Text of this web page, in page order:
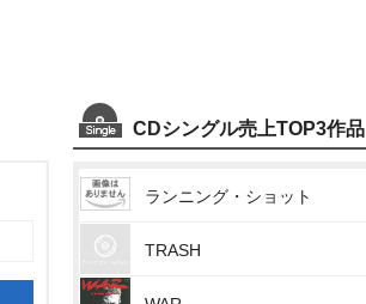
CDシングル売上TOP3作品
ランニング・ショット
TRASH